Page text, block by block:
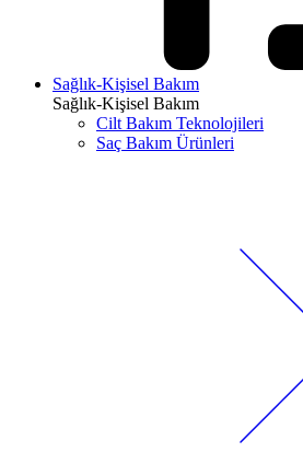
Sağlık-Kişisel Bakım
Sağlık-Kişisel Bakım
Cilt Bakım Teknolojileri
Saç Bakım Ürünleri